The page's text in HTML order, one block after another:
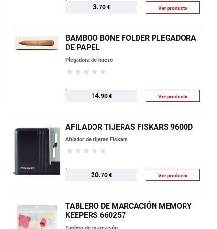
3.70 € Ver producto
BAMBOO BONE FOLDER PLEGADORA
DE PAPEL
Plegadora de hueso
14.90 € Ver producto
AFILADOR TIJERAS FISKARS 9600D
Afilador de tijeras Fiskars
20.70 € Ver producto
TABLERO DE MARCACIÓN MEMORY
KEEPERS 660257
Tablero de marcación